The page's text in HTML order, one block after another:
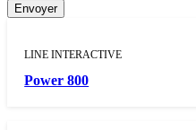
LINE INTERACTIVE
Power 800